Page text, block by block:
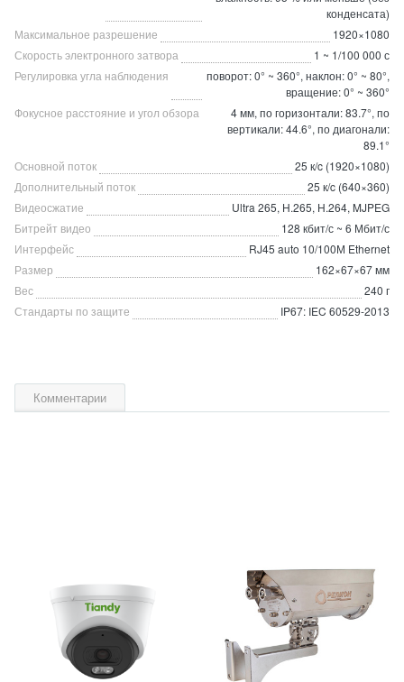
конденсата)
Максимальное разрешение
1920×1080
Скорость электронного затвора
1 ~ 1/100 000 с
Регулировка угла наблюдения
поворот: 0° ~ 360°, наклон: 0° ~ 80°,
вращение: 0° ~ 360°
Фокусное расстояние и угол обзора
4 мм, по горизонтали: 83.7°, по
вертикали: 44.6°, по диагонали:
89.1°
Основной поток
25 к/c (1920×1080)
Дополнительный поток
25 к/c (640×360)
Видеосжатие
Ultra 265, H.265, H.264, MJPEG
Битрейт видео
128 кбит/с ~ 6 Мбит/с
Интерфейс
RJ45 auto 10/100М Ethernet
Размер
162×67×67 мм
Вес
240 г
Стандарты по защите
IP67: IEC 60529-2013
Комментарии